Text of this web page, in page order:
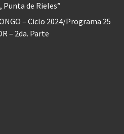
Punta de Rieles”
– Ciclo 2024/Programa 25
– 2da. Parte